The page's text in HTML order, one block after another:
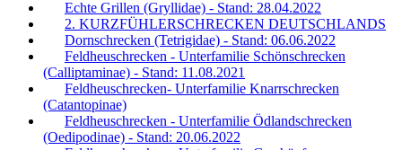
Echte Grillen (Gryllidae) - Stand: 28.04.2022
2. KURZFÜHLERSCHRECKEN DEUTSCHLANDS
Dornschrecken (Tetrigidae) - Stand: 06.06.2022
Feldheuschrecken - Unterfamilie Schönschrecken
(Calliptaminae) - Stand: 11.08.2021
Feldheuschrecken- Unterfamilie Knarrschrecken
(Catantopinae)
Feldheuschrecken - Unterfamilie Ödlandschrecken
(Oedipodinae) - Stand: 20.06.2022